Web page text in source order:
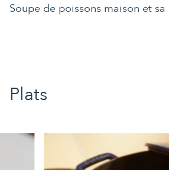
Soupe de poissons maison et
Plats